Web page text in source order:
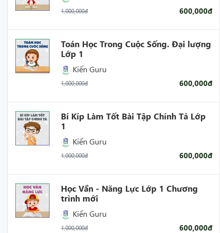
1,000,000đ 600,000đ
Toán Học Trong Cuộc Sống. Đại lượng
Lớp 1
Kiến Guru
1,000,000đ 600,000đ
Bí Kíp Làm Tốt Bài Tập Chính Tả Lớp
1
Kiến Guru
1,000,000đ 600,000đ
Học Vần - Năng Lực Lớp 1 Chương
trình mới
Kiến Guru
1,000,000đ 600,000đ